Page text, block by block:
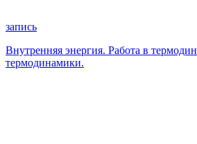
запись
Внутренняя энергия. Работа в
термодинамики.